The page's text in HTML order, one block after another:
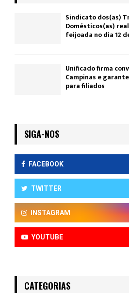
Sindicato dos(as)
Domésticos(as)
feijoada no dia 12
Unificado firma
Campinas e
para filiados
SIGA-NOS
FACEBOOK
TWITTER
INSTAGRAM
YOUTUBE
CATEGORIAS